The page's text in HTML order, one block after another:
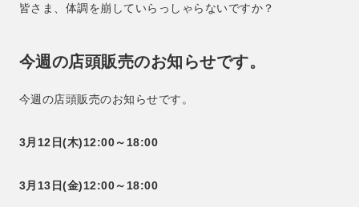
皆さま、体調を崩していらっしゃらないですか？
今週の店頭販売のお知らせです。
今週の店頭販売のお知らせです。
3月12日(木)12:00～18:00
3月13日(金)12:00～18:00